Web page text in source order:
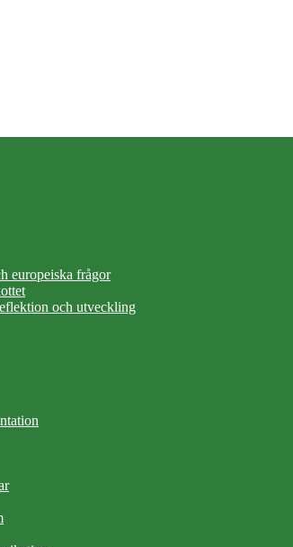
europeiska frågor
och utveckling